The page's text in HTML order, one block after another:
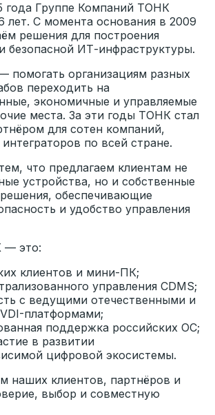
года Группе Компаний ТОНК
лет. С момента основания в 2009
решения для построения
безопасной ИТ-инфраструктуры.
помогать организациям разных
переходить на
экономичные и управляемые
места. За эти годы ТОНК стал
для сотен компаний,
по всей стране.
что предлагаем клиентам не
устройства, но и собственные
обеспечивающие
и удобство управления
— это:
клиентов и мини-ПК;
управления CDMS;
с ведущими отечественными и
платформами;
поддержка российских ОС;
в развитии
цифровой экосистемы.
наших клиентов, партнёров и
выбор и совместную
и «Лаборатории
— о роли тонких
и снижении TCO